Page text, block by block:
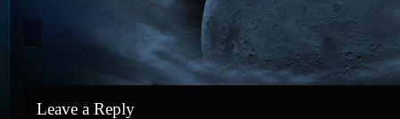
Leave a Reply